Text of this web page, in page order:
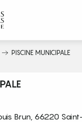
PISCINE MUNICIPALE
Brun, 66220